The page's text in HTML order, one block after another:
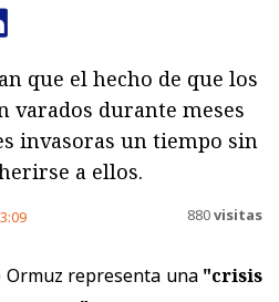
que el hecho de que los
varados durante meses
invasoras un tiempo sin
a ellos.
880visitas
Ormuz representa una"crisis